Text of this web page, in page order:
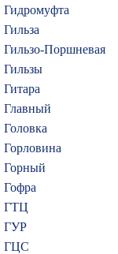
Гидромуфта
Гильза
Гильзо-Поршневая
Гильзы
Гитара
Главный
Головка
Горловина
Горный
Гофра
ГТЦ
ГУР
ГЦC